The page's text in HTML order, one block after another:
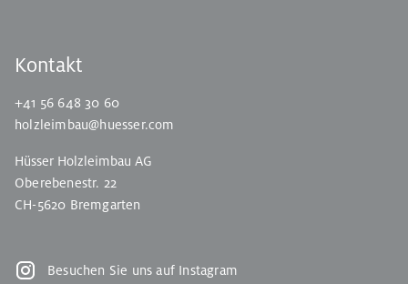
Kontakt
+41 56 648 30 60
holzleimbau@huesser.com
Hüsser Holzleimbau AG
Oberebenestr. 22
CH-5620 Bremgarten
Besuchen Sie uns auf Instagram